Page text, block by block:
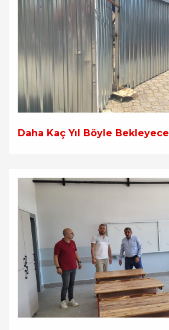
Daha Kaç Yıl Böyle